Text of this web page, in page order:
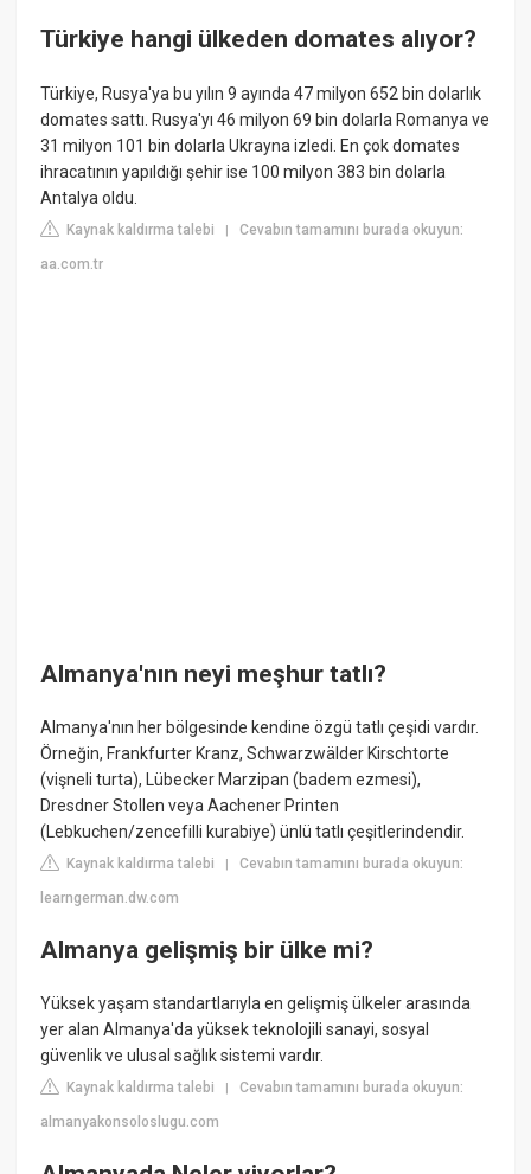
Türkiye hangi ülkeden domates alıyor?
Türkiye, Rusya'ya bu yılın 9 ayında 47 milyon 652 bin dolarlık
domates sattı. Rusya'yı 46 milyon 69 bin dolarla Romanya ve
31 milyon 101 bin dolarla Ukrayna izledi. En çok domates
ihracatının yapıldığı şehir ise 100 milyon 383 bin dolarla
Antalya oldu.
Kaynak kaldırma talebi |Cevabın tamamını burada okuyun:
aa.com.tr
Almanya'nın neyi meşhur tatlı?
Almanya'nın her bölgesinde kendine özgü tatlı çeşidi vardır.
Örneğin, Frankfurter Kranz, Schwarzwälder Kirschtorte
(vişneli turta), Lübecker Marzipan (badem ezmesi),
Dresdner Stollen veya Aachener Printen
(Lebkuchen/zencefilli kurabiye) ünlü tatlı çeşitlerindendir.
Kaynak kaldırma talebi |Cevabın tamamını burada okuyun:
learngerman.dw.com
Almanya gelişmiş bir ülke mi?
Yüksek yaşam standartlarıyla en gelişmiş ülkeler arasında
yer alan Almanya'da yüksek teknolojili sanayi, sosyal
güvenlik ve ulusal sağlık sistemi vardır.
Kaynak kaldırma talebi |Cevabın tamamını burada okuyun:
almanyakonsoloslugu.com